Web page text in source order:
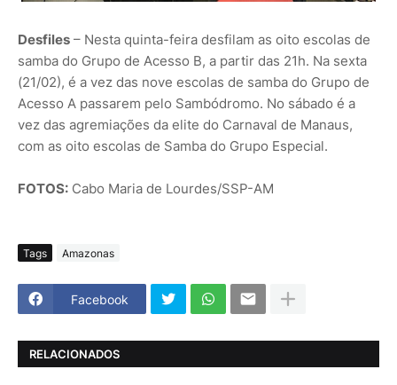
Desfiles – Nesta quinta-feira desfilam as oito escolas de
samba do Grupo de Acesso B, a partir das 21h. Na sexta
(21/02), é a vez das nove escolas de samba do Grupo de
Acesso A passarem pelo Sambódromo. No sábado é a
vez das agremiações da elite do Carnaval de Manaus,
com as oito escolas de Samba do Grupo Especial.
FOTOS: Cabo Maria de Lourdes/SSP-AM
Tags Amazonas
Facebook
RELACIONADOS